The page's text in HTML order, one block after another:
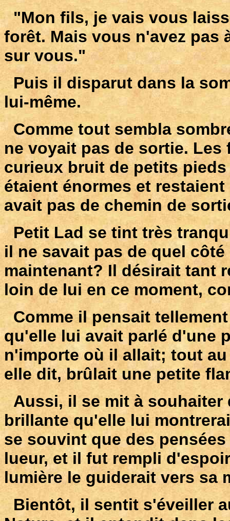
"Mon fils, je vais vous
forêt. Mais vous n'avez pas
sur vous."
Puis il disparut dans la
lui-même.
Comme tout sembla
ne voyait pas de sortie.
curieux bruit de petits
étaient énormes et
avait pas de chemin de
Petit Lad se tint très
il ne savait pas de quel
maintenant? Il désirait tant
loin de lui en ce moment,
Comme il pensait
qu'elle lui avait parlé d'une
n'importe où il allait; tout
elle dit, brûlait une petite
Aussi, il se mit à souhaiter
brillante qu'elle lui
se souvint que des
lueur, et il fut rempli
lumière le guiderait vers sa
Bientôt, il sentit s'éveiller